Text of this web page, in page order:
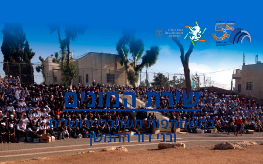
שירת המונים
בהשתתפות משחררי ירושלים
ובני דור ההמשך